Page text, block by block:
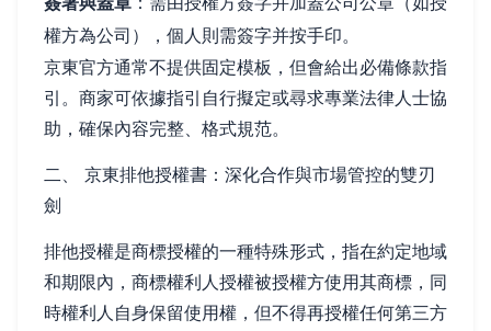
權方為公司），個人則需簽字并按手印。
京東官方通常不提供固定模板，但會給出必備條款指
引。商家可依據指引自行擬定或尋求專業法律人士協
助，確保內容完整、格式規范。
二、 京東排他授權書：深化合作與市場管控的雙刃
劍
排他授權是商標授權的一種特殊形式，指在約定地域
和期限內，商標權利人授權被授權方使用其商標，同
時權利人自身保留使用權，但不得再授權任何第三方